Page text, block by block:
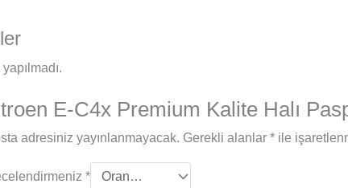
E-C4x Premium Kalite Halı
adresiniz yayınlanmayacak. Gerekli alanlar * ile
*